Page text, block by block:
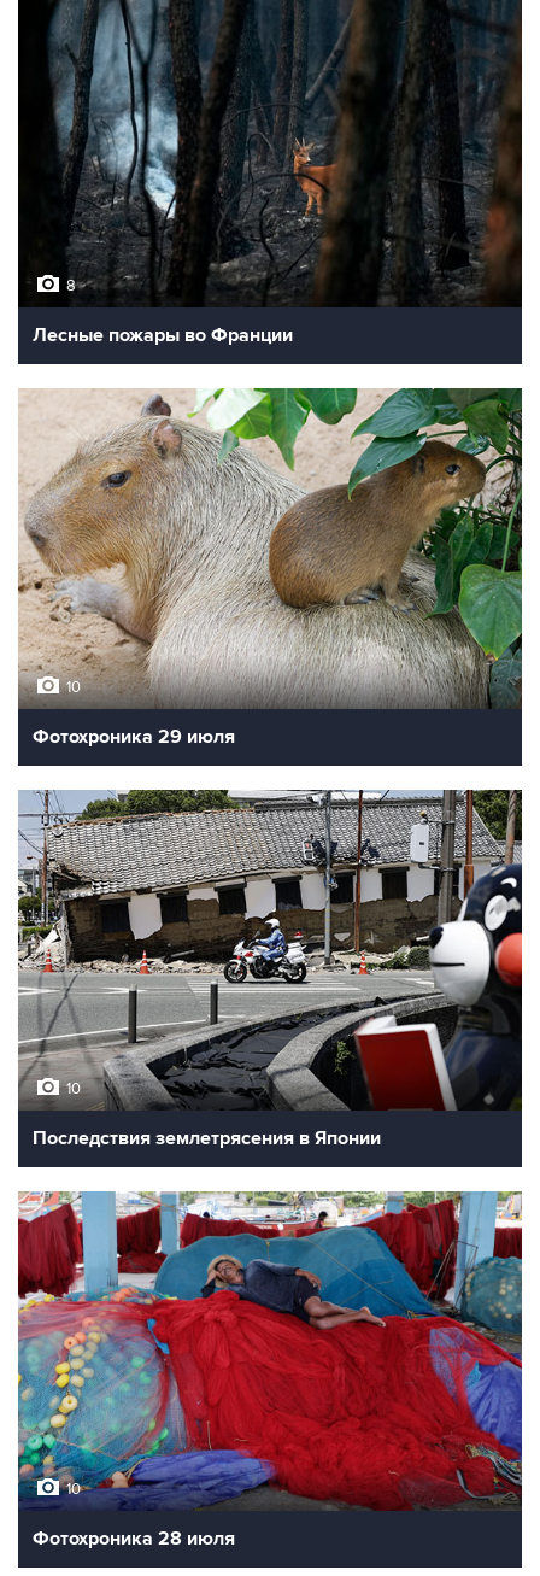
8
Лесные пожары во Франции
10
Фотохроника 29 июля
10
Последствия землетрясения в Японии
10
Фотохроника 28 июля